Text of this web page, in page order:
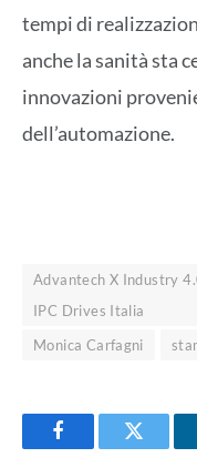
tempi di
anche la sanità sta
innovazioni
dell’automazione.
Advantech X Industry
IPC Drives Italia
Monica Carfagni
FacebookTwitter